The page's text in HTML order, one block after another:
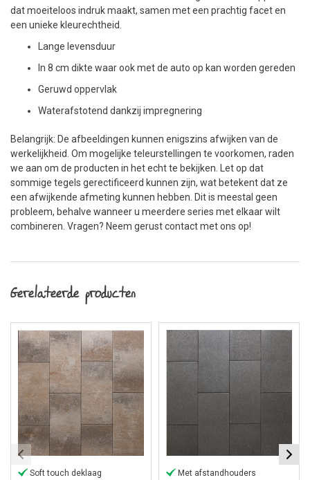
dat moeiteloos indruk maakt, samen met een prachtig facet en
een unieke kleurechtheid.
Lange levensduur
In 8 cm dikte waar ook met de auto op kan worden gereden
Geruwd oppervlak
Waterafstotend dankzij impregnering
Belangrijk: De afbeeldingen kunnen enigszins afwijken van de
werkelijkheid. Om mogelijke teleurstellingen te voorkomen, raden
we aan om de producten in het echt te bekijken. Let op dat
sommige tegels gerectificeerd kunnen zijn, wat betekent dat ze
een afwijkende afmeting kunnen hebben. Dit is meestal geen
probleem, behalve wanneer u meerdere series met elkaar wilt
combineren. Vragen? Neem gerust contact met ons op!
Gerelateerde producten
Soft touch deklaag Met afstandhouders